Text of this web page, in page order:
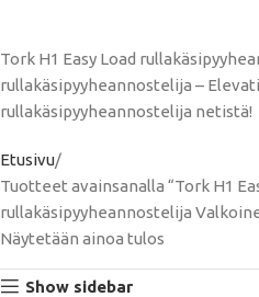
Tork H1 Easy Load
rullakäsipyyheannostelija –
rullakäsipyyheannostelija netistä!
Etusivu
Tuotteet avainsanalla “Tork H1
rullakäsipyyheannostelija
Näytetään ainoa tulos
Show sidebar